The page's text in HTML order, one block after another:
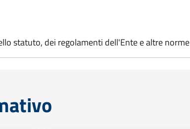
statuto, dei regolamenti dell'Ente e altre norme